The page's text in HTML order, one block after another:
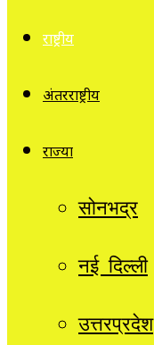
राष्ट्रीय
अंतरराष्ट्रीय
राज्यों
सोनभद्र
नई दिल्ली
उत्तरप्रदेश